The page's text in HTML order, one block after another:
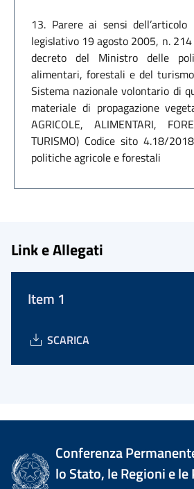
13. Parere ai sensi
legislativo 19 agosto 2005, n.
decreto del Ministro delle
alimentari, forestali e del
Sistema nazionale volontario di
materiale di propagazione
AGRICOLE, ALIMENTARI,
TURISMO) Codice sito 4.18/
politiche agricole e forestali
Link e Allegati
Item 1
SCARICA
Conferenza
lo Stato, le Regioni e